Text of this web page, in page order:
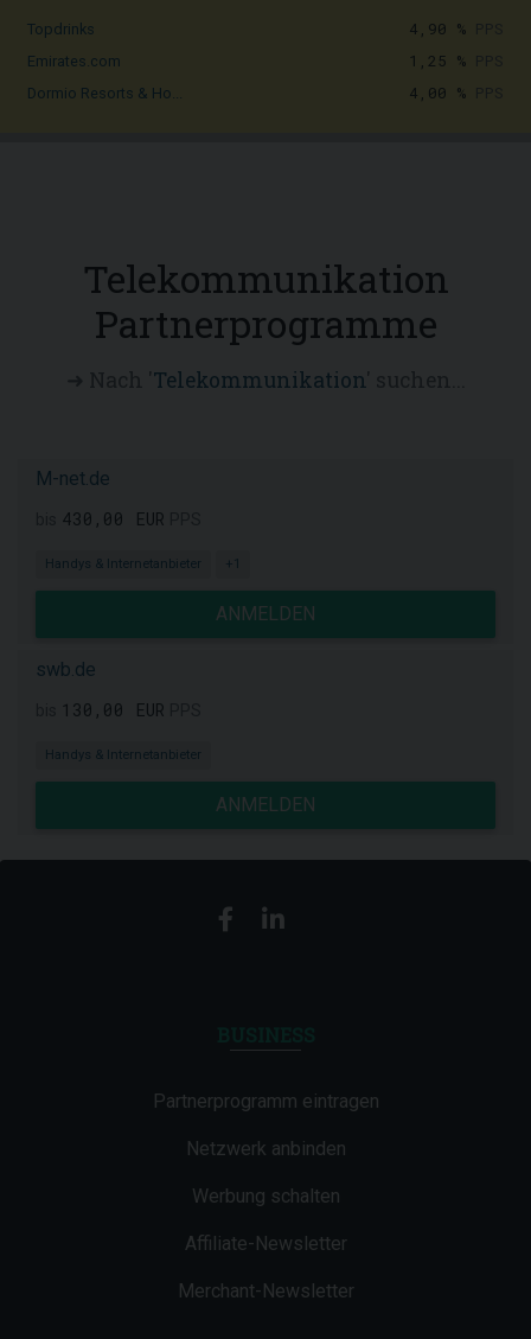
Topdrinks 4,90 %
Emirates.com 1,25 %
Dormio Resorts & Ho... 4,00 %
Telekommunikation
Partnerprogramme
Telekommunikation' suchen...
M-net.de
430,00 EUR
Handys & Internetanbieter +1
ANMELDEN
swb.de
130,00 EUR
Handys & Internetanbieter
ANMELDEN
Partnerprogramm eintragen
Netzwerk anbinden
Werbung schalten
Affiliate-Newsletter
Merchant-Newsletter